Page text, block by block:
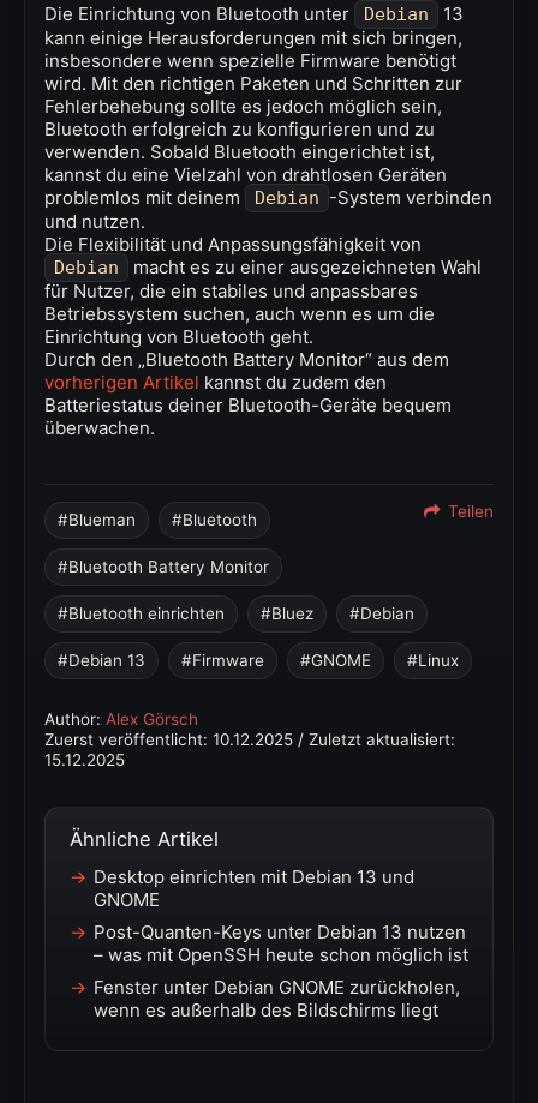
Die Einrichtung von Bluetooth unter Debian
13
kann einige Herausforderungen mit sich bringen,
insbesondere wenn spezielle Firmware benötigt
wird. Mit den richtigen Paketen und Schritten zur
Fehlerbehebung sollte es jedoch möglich sein,
Bluetooth erfolgreich zu konfigurieren und zu
verwenden. Sobald Bluetooth eingerichtet ist,
kannst du eine Vielzahl von drahtlosen Geräten
problemlos mit deinem
Debian -System verbinden
und nutzen.
Die Flexibilität und Anpassungsfähigkeit von
Debian
macht es zu einer ausgezeichneten Wahl
für Nutzer, die ein stabiles und anpassbares
Betriebssystem suchen, auch wenn es um die
Einrichtung von Bluetooth geht.
Durch den „Bluetooth Battery Monitor“ aus dem
vorherigen Artikel kannst du zudem den
Batteriestatus deiner Bluetooth-Geräte bequem
überwachen.
Teilen
Blueman Bluetooth
Bluetooth Battery Monitor
Bluetooth einrichten Bluez Debian
Debian 13 Firmware GNOME Linux
Author: Alex Görsch
Zuerst veröffentlicht: 10.12.2025 / Zuletzt aktualisiert:
15.12.2025
Ähnliche Artikel
Desktop einrichten mit Debian 13 und
GNOME
Post-Quanten-Keys unter Debian 13 nutzen
– was mit OpenSSH heute schon möglich ist
Fenster unter Debian GNOME zurückholen,
wenn es außerhalb des Bildschirms liegt